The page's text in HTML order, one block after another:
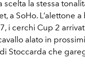
scelta la stessa
a SoHo. L’alettone
i cerchi Cup 2
alato in
Stoccarda che